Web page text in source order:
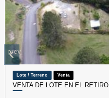
Lote / Terreno Venta
VENTA DE LOTE EN EL RETIRO
prev